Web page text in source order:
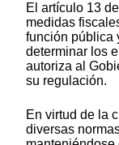
El artículo 13
medidas
función pública
determinar los
autoriza al
su regulación.
En virtud de la
diversas